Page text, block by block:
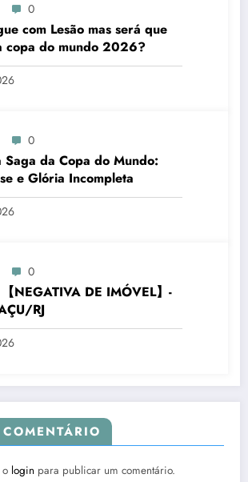
0
com Lesão mas será que
copa do mundo 2026?
0
Saga da Copa do Mundo:
e Glória Incompleta
0
NEGATIVA DE IMÓVEL】-
RJ
login para publicar um comentário.